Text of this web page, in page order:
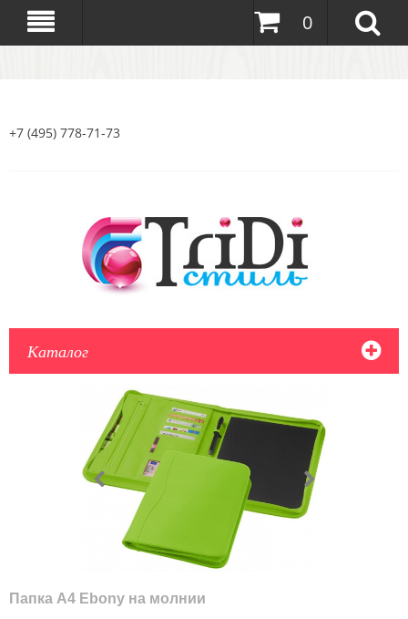
0
+7 (495) 778-71-73
Каталог
Папка А4 Ebony на молнии